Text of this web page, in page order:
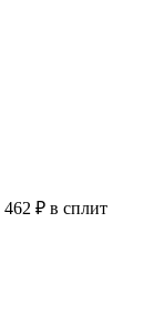
462 ₽ в сплит